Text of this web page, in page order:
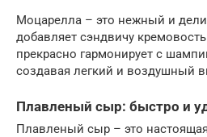
Моцарелла – это нежный и
добавляет сэндвичу кремовость
прекрасно гармонирует с
создавая легкий и воздушный
Плавленый сыр: быстро и
Плавленый сыр – это настоящая